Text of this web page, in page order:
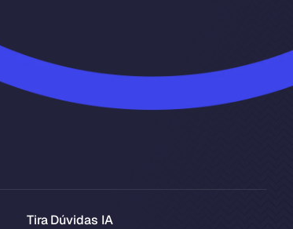
Tira Dúvidas IA